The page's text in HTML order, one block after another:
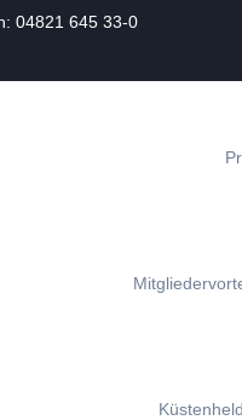
04821 645 33-0